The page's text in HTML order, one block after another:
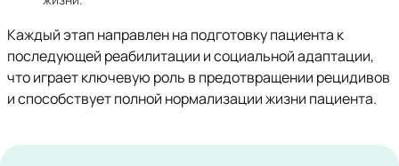
Каждый этап направлен на подготовку пациента к
последующей реабилитации и социальной адаптации,
что играет ключевую роль в предотвращении рецидивов
и способствует полной нормализации жизни пациента.